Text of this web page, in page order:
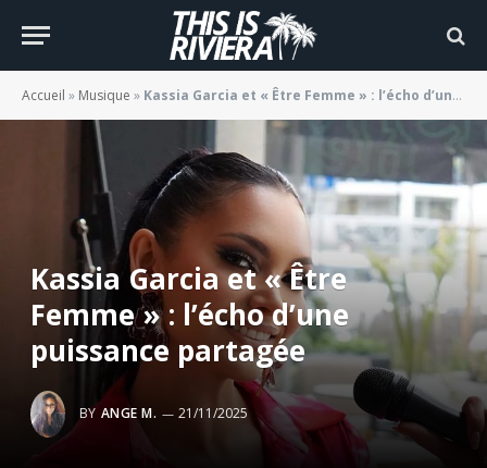
Accueil » Musique » Kassia Garcia et « Être Femme » : l’écho d’une puissance partagée
Kassia Garcia et « Être
Femme » : l’écho d’une
puissance partagée
BY ANGE M. 21/11/2025